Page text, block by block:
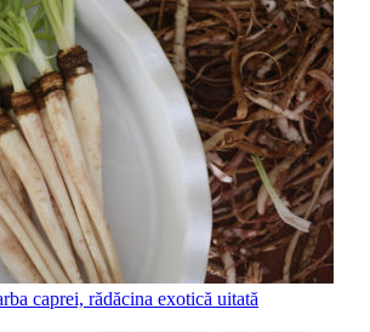
caprei, rădăcina exotică uitată